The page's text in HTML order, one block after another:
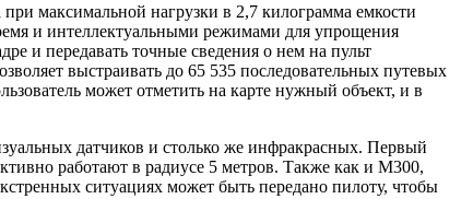
максимальной нагрузки в 2,7 килограмма емкости
и интеллектуальными режимами для упрощения
и передавать точные сведения о нем на пульт
выстраивать до 65 535 последовательных путевых
может отметить на карте нужный объект, и в
датчиков и столько же инфракрасных. Первый
работают в радиусе 5 метров. Также как и M300,
ситуациях может быть передано пилоту, чтобы